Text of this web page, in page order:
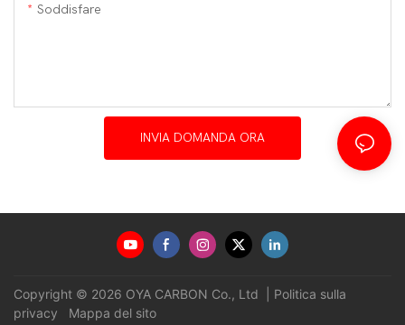
Soddisfare
INVIA DOMANDA ORA
Copyright © 2026 OYA CARBON Co., Ltd | Politica sulla
privacy
Mappa del sito